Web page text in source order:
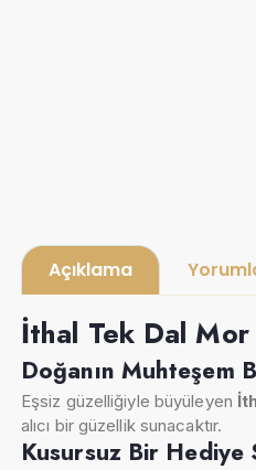
Açıklama
İthal Tek Dal
Doğanın Muhteşem
Eşsiz güzelliğiyle büyüleyen
alıcı bir güzellik sunacaktır.
Kusursuz Bir Hediye